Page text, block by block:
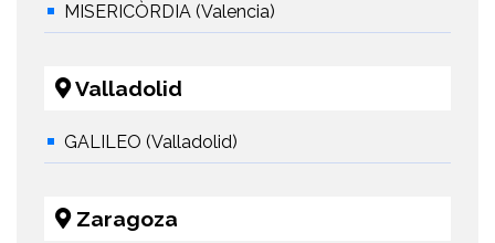
MISERICÒRDIA (Valencia)
Valladolid
GALILEO (Valladolid)
Zaragoza